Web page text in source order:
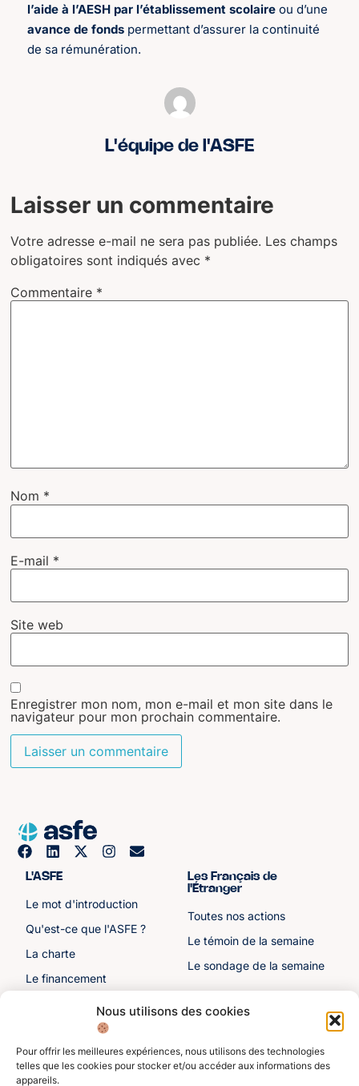
Nous utilisons des cookies
Pour offrir les meilleures expériences, nous utilisons des technologies
telles que les cookies pour stocker et/ou accéder aux informations des
appareils.
l’aide à l’AESH par l’établissement scolaire ou d’une
avance de fonds permettant d’assurer la continuité
de sa rémunération.
L'équipe de l'ASFE
Laisser un commentaire
Votre adresse e-mail ne sera pas publiée. Les champs
obligatoires sont indiqués avec *
Commentaire *
Nom *
E-mail *
Site web
Enregistrer mon nom, mon e-mail et mon site dans le
navigateur pour mon prochain commentaire.
L'ASFE
Le mot d'introduction
Qu'est-ce que l'ASFE ?
La charte
Le financement
Les sénateurs
Les Français de
l'Étranger
Toutes nos actions
Le témoin de la semaine
Le sondage de la semaine
Autre liens Divers